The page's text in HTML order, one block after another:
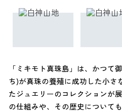
「ミキモト真珠島」は、かつて
ち)が真珠の養殖に成功した小さ
たジュエリーのコレクションが
の仕組みや、その歴史について